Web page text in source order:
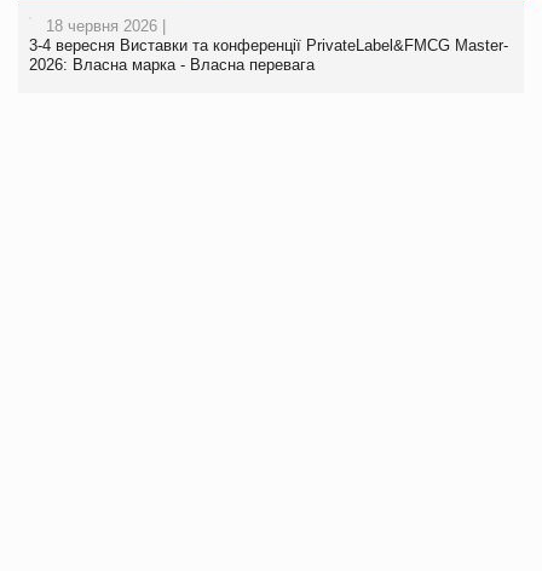
18 червня 2026 |
3-4 вересня Виставки та конференції PrivateLabel&FMCG Master-
2026: Власна марка - Власна перевага